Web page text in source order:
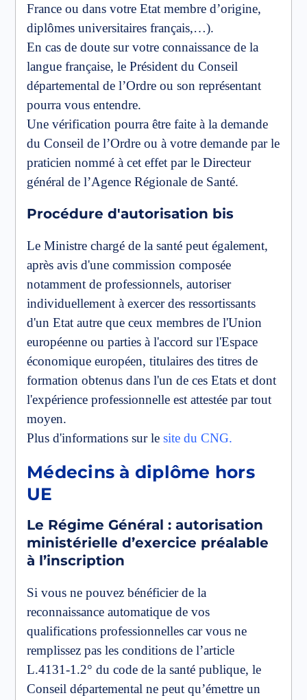
France ou dans votre Etat membre d’origine,
diplômes universitaires français,…).
En cas de doute sur votre connaissance de la
langue française, le Président du Conseil
départemental de l’Ordre ou son représentant
pourra vous entendre.
Une vérification pourra être faite à la demande
du Conseil de l’Ordre ou à votre demande par le
praticien nommé à cet effet par le Directeur
général de l’Agence Régionale de Santé.
Procédure d'autorisation bis
Le Ministre chargé de la santé peut également,
après avis d'une commission composée
notamment de professionnels, autoriser
individuellement à exercer des ressortissants
d'un Etat autre que ceux membres de l'Union
européenne ou parties à l'accord sur l'Espace
économique européen, titulaires des titres de
formation obtenus dans l'un de ces Etats et dont
l'expérience professionnelle est attestée par tout
moyen.
Plus d'informations sur le site du CNG.
Médecins à diplôme hors
UE
Le Régime Général : autorisation
ministérielle d’exercice préalable
à l’inscription
Si vous ne pouvez bénéficier de la
reconnaissance automatique de vos
qualifications professionnelles car vous ne
remplissez pas les conditions de l’article
L.4131-1.2° du code de la santé publique, le
Conseil départemental ne peut qu’émettre un